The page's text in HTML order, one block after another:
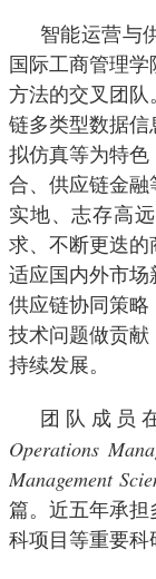
智能运营与
国际工商管理
方法的交叉团队
链多类型数据信
拟仿真等为特
合、供应链金融
实地、志存高
求、不断更迭
适应国内外市
供应链协同策略
技术问题做贡
持续发展。
团队成员
Operations
Management
篇。近五年承担
科项目等重要科